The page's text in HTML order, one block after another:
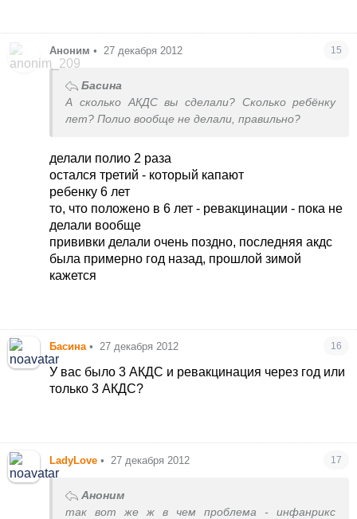
Аноним • 27 декабря 2012 15
Басина
А сколько АКДС вы сделали? Сколько ребёнку
лет? Полио вообще не делали, правильно?
делали полио 2 раза
остался третий - который капают
ребенку 6 лет
то, что положено в 6 лет - ревакцинации - пока не
делали вообще
прививки делали очень поздно, последняя акдс
была примерно год назад, прошлой зимой
кажется
Басина • 27 декабря 2012 16
У вас было 3 АКДС и ревакцинация через год или
только 3 АКДС?
LadyLovе • 27 декабря 2012 17
Аноним
так вот же ж в чем проблема - инфанрикс